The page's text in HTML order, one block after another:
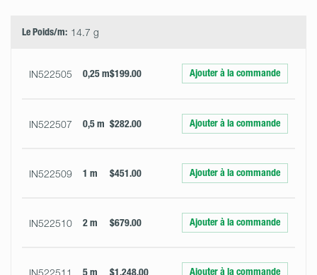
Le Poids/m: 14.7 g
IN522505 0,25 m$199.00 Ajouter à la commande
IN522507 0,5 m $282.00 Ajouter à la commande
IN522509 1 m $451.00 Ajouter à la commande
IN522510 2 m $679.00 Ajouter à la commande
IN522511 5 m $1,248.00 Ajouter à la commande